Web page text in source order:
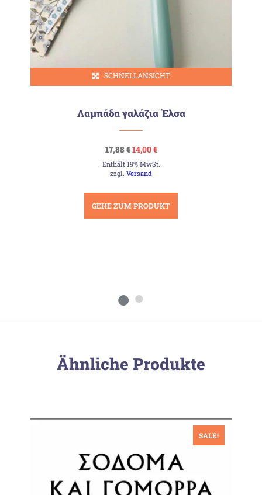
SCHNELLANSICHT
Λαμπάδα γαλάζια Έλσα
17,88€Ursprünglicher
Preis
war:
17,88 €
14,00€Aktueller
ist:
Enthält 19% MwSt.
zzgl.Versand
GEHE ZUM PRODUKT
Ähnliche Produkte
SALE!